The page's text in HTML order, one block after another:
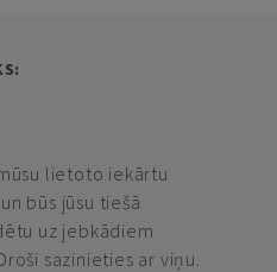
lietoto iekārtu
būs jūsu tiešā
uz jebkādiem
sazinieties ar viņu.